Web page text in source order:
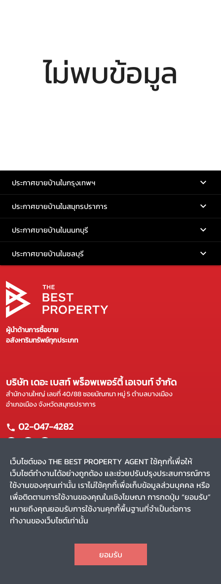
ไม่พบข้อมูล
ประกาศขายบ้านในกรุงเทพฯ
ประกาศขายบ้านในสมุทรปราการ
ประกาศขายบ้านในนนทบุรี
ประกาศขายบ้านในชลบุรี
ผู้นำด้านการซื้อขาย
อสังหาริมทรัพย์ทุกประเภท
บริษัท เดอะ เบสท์ พร็อพเพอร์ตี้ เอเจนท์ จำกัด
สำนักงานใหญ่ เลขที่ 40/88 ซอยมัณฑนา หมู่ 5 ตำบลบางเมือง
อำเภอเมือง จังหวัดสมุทรปราการ
02-047-4282
แผนผังเว็บไซต์
หน้าหลัก
บริการของเรา
ขาย
ผลงานของเรา
เช่า
ค้นหาตัวแทน
สงวนลิขสิทธิ์ พ.ศ. 2569 บริษัท เดอะ เบสท์ พร็อพเพอร์ตี้ เอเจนท์
เว็บไซต์ของ THE BEST PROPERTY AGENT ใช้คุกกี้เพื่อให้
เว็บไซต์ทำงานได้อย่างถูกต้อง และช่วยปรับปรุงประสบการณ์การ
ใช้งานของคุณเท่านั้น เราไม่ใช้คุกกี้เพื่อเก็บข้อมูลส่วนบุคคล หรือ
เพื่อติดตามการใช้งานของคุณในเชิงโฆษณา การกดปุ่ม “ยอมรับ”
หมายถึงคุณยอมรับการใช้งานคุกกี้พื้นฐานที่จำเป็นต่อการ
ทำงานของเว็บไซต์เท่านั้น
ยอมรับ